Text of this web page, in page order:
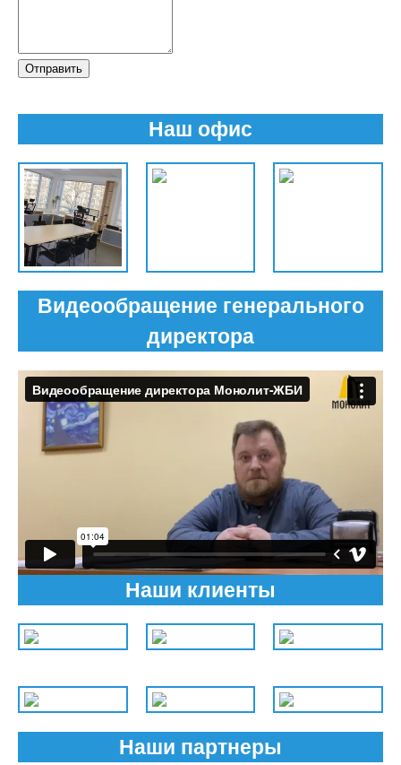
Отправить
Наш офис
Видеообращение генерального
директора
Наши клиенты
Наши партнеры